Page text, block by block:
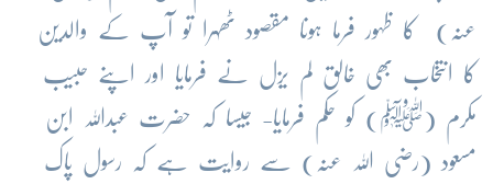
عنہ) کا ظہور فرما ہونا مقصود ٹھہرا تو آپ کے والدین
کا انتخاب بھی خالق لم یزل نے فرمایا اور اپنے حبیب
مکرم (ﷺ) کو حکم فرمایا- جیسا کہ حضرت عبداللہ ابن
مسعود (رضی اللہ عنہ) سے روایت ہے کہ رسول پاک